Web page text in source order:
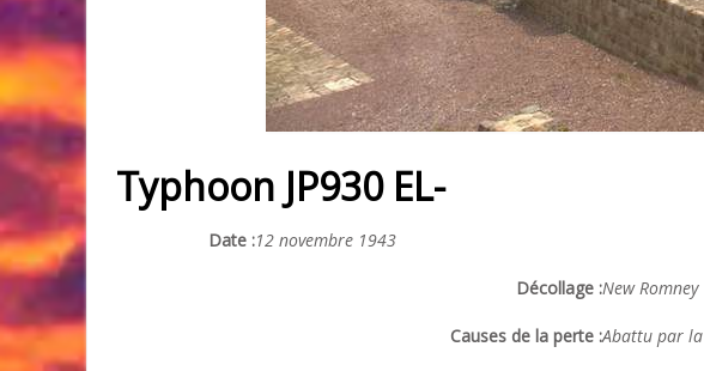
Typhoon JP930 EL-
Date :12 novembre 1943
Décollage :New Romney
Causes de la perte :Abattu par la